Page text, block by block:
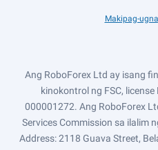
Makipag-
Ang RoboForex Ltd ay isang
kinokontrol ng FSC,
000001272. Ang RoboForex
Services Commission sa ilalim
Address: 2118 Guava Street,